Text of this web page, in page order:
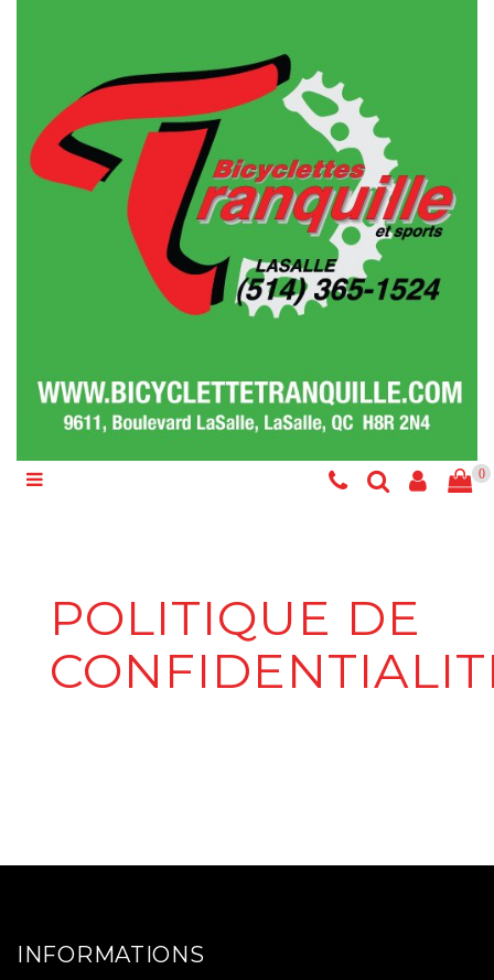
0
Accessoires
Composantes
POLITIQUE DE
INFORMATIONS